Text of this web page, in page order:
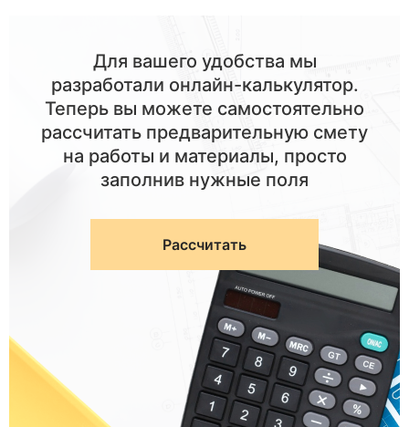
Для вашего удобства мы
разработали онлайн-калькулятор.
Теперь вы можете самостоятельно
рассчитать предварительную смету
на работы и материалы, просто
заполнив нужные поля
Рассчитать